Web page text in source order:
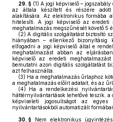
29. § (1) A jogi képviselő –
az általa készített és részére adott
alakítására. Az elektronikus formába
hitelesíti. A jogi képviselő az eredeti
meghatalmazás megszűnését követő 5
(2) A digitális szolgáltatást biztosító
hiányában – ellenkező bizonyításig
elfogadni a jogi képviselő által e
meghatalmazást abban az
képviselő az eredeti
bemutatni azon digitális szolgáltatást
azt felhasználta.
(3) Ha a meghatalmazás űrlaphoz
a meghatalmazás előírt adatait, és az
(4) Ha a rendelkezési
háttérnyilvántartások lehetővé teszik, a
képviseleti jogosultságot az egyes
nyilvántartásokból automatizált
30. § Nem elektronikus